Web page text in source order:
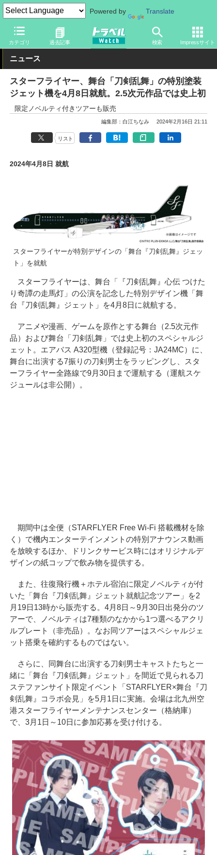
Powered by Translate
カテゴリ 過去記事 検索 Impressサイト
トラベル Watch 企業・政府・官庁 国内エアライン スターフラ
ニュース
スターフライヤー、舞台「刀剣乱舞」の特別塗装
ジェット機を4月8日就航。2.5次元作品では史上初
限定ノベルティ付きツアーも販売
編集部：白江ちなみ 2024年2月16日 21:11
リスト
2024年4月8日 就航
スターフライヤーが特別デザインの「舞台『刀剣乱舞』ジェッ
ト」を就航
スターフライヤーは、舞台「『刀剣乱舞』心伝 つけた
り奇譚の走馬灯」の公演を記念した特別デザイン機「舞
台『刀剣乱舞』ジェット」を4月8日に就航する。
アニメや漫画、ゲームを原作とする舞台（2.5次元作
品）および舞台「刀剣乱舞」では史上初のスペシャルジ
ェット。エアバス A320型機（登録記号：JA24MC）に、
舞台に出演する7振りの刀剣男士をラッピングし、スタ
ーフライヤー全路線で9月30日まで運航する（運航スケ
ジュールは非公開）。
期間中は全便（STARFLYER Free Wi-Fi 搭載機材を除
く）で機内エンターテインメントの特別アナウンス動画
を放映するほか、ドリンクサービス時にはオリジナルデ
ザインの紙コップで飲み物を提供する。
また、往復飛行機＋ホテル宿泊に限定ノベルティが付
いた「舞台『刀剣乱舞』ジェット就航記念ツアー」を2
月19日13時から販売する。4月8日～9月30日出発分のツ
アーで、ノベルティは7種類のなかから1つ選べるアクリ
ルプレート（非売品）。なお同ツアーはスペシャルジェ
ット搭乗を確約するものではない。
さらに、同舞台に出演する刀剣男士キャストたちと一
緒に「舞台『刀剣乱舞』ジェット」を間近で見られる刀
ステファンサイト限定イベント「STARFLYER×舞台『刀
剣乱舞』コラボ会見」を5月1日に実施。会場は北九州空
港スターフライヤーメンテナンスセンター（格納庫）
で、3月1日～10日に参加応募を受け付ける。